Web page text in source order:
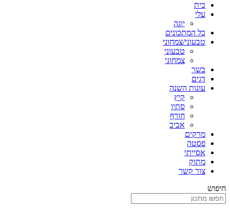
בית
עלי
יוגה
כל המתכונים
טבעוני/צמחוני
טבעוני
צמחוני
בשר
דגים
עונות השנה
קיץ
סתיו
חורף
אביב
מרקים
פסטה
אסייתי
מתוק
צור קשר
חיפוש